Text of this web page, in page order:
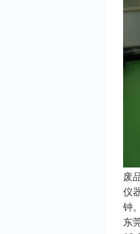
废
仪
钟
东